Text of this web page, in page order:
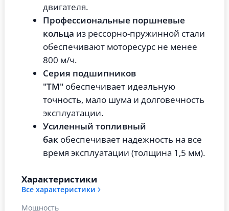
двигателя.
Профессиональные поршневые
кольца из рессорно-пружинной стали
обеспечивают моторесурс не менее
800 м/ч.
Серия подшипников
"ТМ" обеспечивает идеальную
точность, мало шума и долговечность
эксплуатации.
Усиленный топливный
бак обеспечивает надежность на все
время эксплуатации (толщина 1,5 мм).
Характеристики
Все характеристики
Мощность